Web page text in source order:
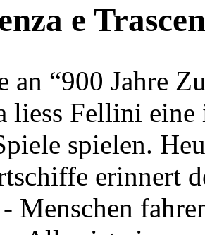
e
an “900 Jahre
liess Fellini
spielen.
erinnert
Menschen